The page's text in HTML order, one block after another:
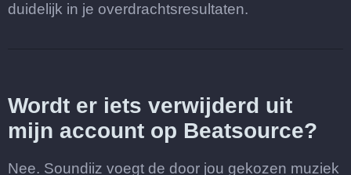
duidelijk in je overdrachtsresultaten.
Wordt er iets verwijderd uit
mijn account op Beatsource?
Nee. Soundiiz voegt de door jou gekozen muziek